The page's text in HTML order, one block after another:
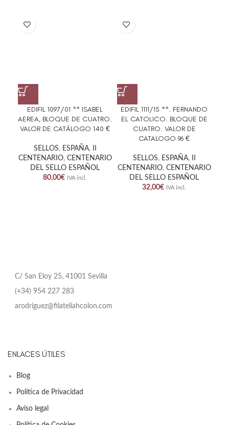
EDIFIL 1097/01 ** ISABEL
AEREA, BLOQUE DE CUATRO.
VALOR DE CATÁLOGO 140 €
SELLOS, ESPAÑA,
CENTENARIO, CENTENARIO
DEL SELLO ESPAÑOL
80,00€ IVA incl.
EDIFIL 1111/15 **. FERNANDO
EL CATOLICO. BLOQUE DE
CUATRO. VALOR DE
CATALOGO 96 €
SELLOS, ESPAÑA,
CENTENARIO, CENTENARIO
DEL SELLO ESPAÑOL
32,00€ IVA incl.
C/ San Eloy 25, 41001 Sevilla
(+34) 954 227 283
arodriguez@filateliahcolon.com
ENLACES ÚTILES
Blog
Política de Privacidad
Aviso legal